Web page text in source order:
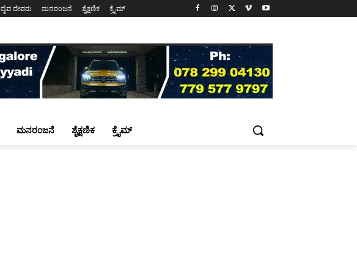
ದೈವ ದೇವರು ಮನರಂಜನೆ ಶೈಕ್ಷಣಿಕ ಕ್ರೈಮ್
ಮನರಂಜನೆ ಶೈಕ್ಷಣಿಕ ಕ್ರೈಮ್